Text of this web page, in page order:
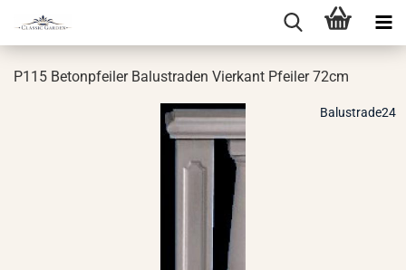
P115 Be­ton­pfei­ler Ba­lus­tra­den Vier­kant Pfei­ler 72cm
Balustrade24